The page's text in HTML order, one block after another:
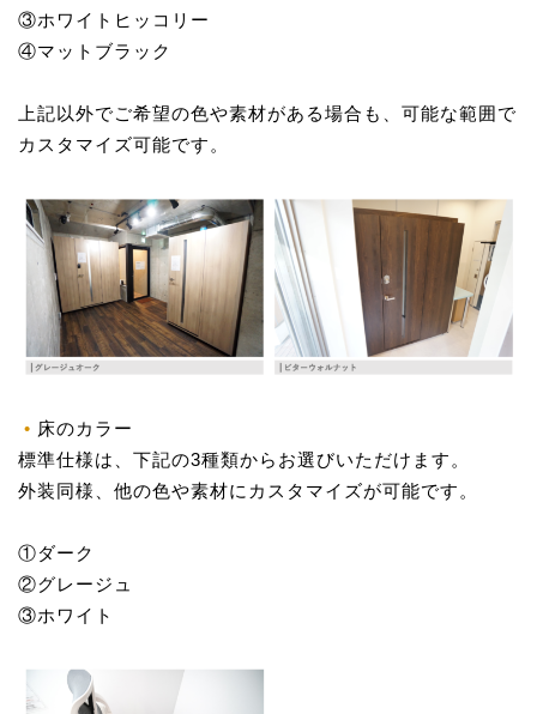
③ホワイトヒッコリー
④マットブラック
上記以外でご希望の色や素材がある場合も、可能な範囲で
カスタマイズ可能です。
床のカラー
標準仕様は、下記の3種類からお選びいただけます。
外装同様、他の色や素材にカスタマイズが可能です。
①ダーク
②グレージュ
③ホワイト